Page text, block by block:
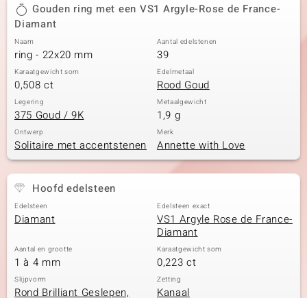
Gouden ring met een VS1 Argyle-Rose de France-
Diamant
Naam
ring - 22x20 mm
Aantal edelstenen
39
Karaatgewicht som
0,508 ct
Edelmetaal
Rood Goud
Legering
375 Goud / 9K
Metaalgewicht
1,9 g
Ontwerp
Solitaire met accentstenen
Merk
Annette with Love
Hoofd edelsteen
Edelsteen
Diamant
Edelsteen exact
VS1 Argyle Rose de France-
Diamant
Aantal en grootte
1 à 4 mm
Karaatgewicht som
0,223 ct
Slijpvorm
Rond Brilliant Geslepen,
Zetting
Kanaal